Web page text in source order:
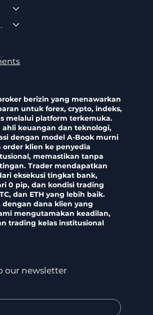
berizin yang menawarkan
untuk forex, crypto, indeks,
melalui platform terkemuka.
ahli keuangan dan teknologi,
dengan model A-Book murni
order klien ke penyedia
memastikan tanpa
Trader mendapatkan
eksekusi tingkat bank,
0 pip, dan kondisi trading
dan ETH yang lebih baik.
dengan dana klien yang
mengutamakan keadilan,
trading kelas institusional
our newsletter